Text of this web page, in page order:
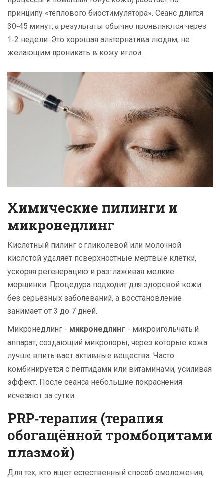
принципу «теплового биостимулятора». Сеанс длится
30‑45 минут, а результаты обычно проявляются через
1‑2 недели. Это хорошая альтернатива людям, не
желающим проникать в кожу иглой.
Химические пилинги и
микронедлинг
Кислотный пилинг с гликолевой или молочной
кислотой удаляет поверхностные мёртвые клетки,
ускоряя регенерацию и разглаживая мелкие
морщинки. Процедура подходит для здоровой кожи
без серьёзных заболеваний, а восстановление
занимает от 3 до 7 дней.
Микронедлинг - микронедлинг - микроигольчатый
аппарат, создающий микропоры, через которые кожа
лучше впитывает активные вещества. Часто
комбинируется с пептидами или витаминами, усиливая
эффект. После сеанса небольшие покраснения
исчезают за сутки.
PRP‑терапия (терапия
обогащённой тромбоцитами
плазмой)
Для тех, кто ищет естественный способ омоложения,